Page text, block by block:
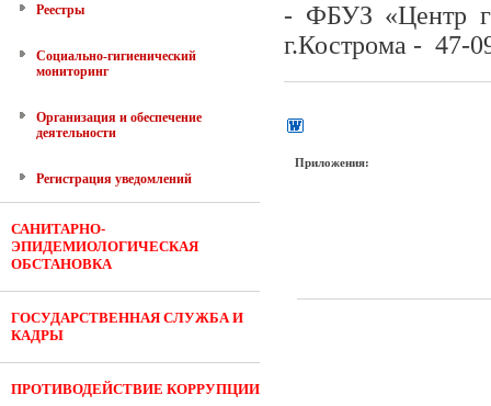
Реестры
Социально-гигиенический
мониторинг
Организация и обеспечение
деятельности
Регистрация уведомлений
САНИТАРНО-
ЭПИДЕМИОЛОГИЧЕСКАЯ
ОБСТАНОВКА
ГОСУДАРСТВЕННАЯ СЛУЖБА И
КАДРЫ
ПРОТИВОДЕЙСТВИЕ КОРРУПЦИИ
- ФБУЗ «Центр
г.Кострома - 47-
Приложения: